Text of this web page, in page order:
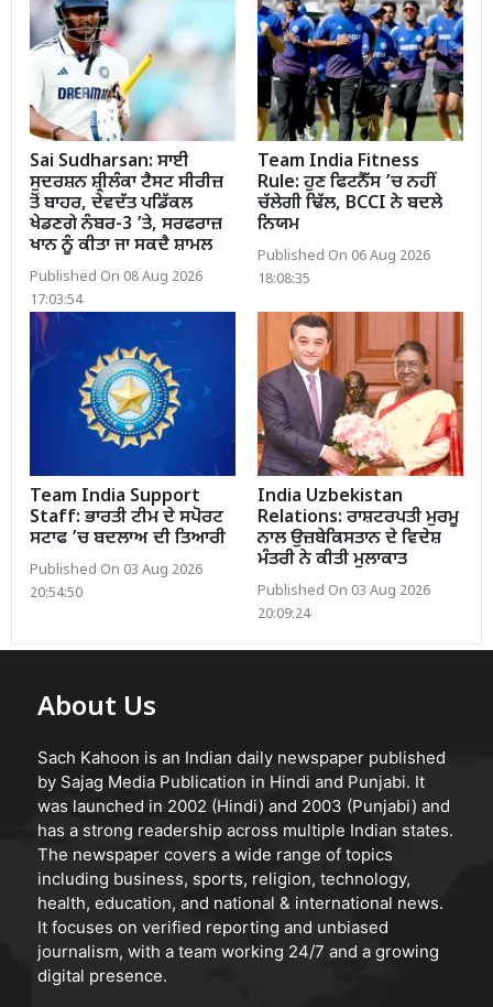
Sai Sudharsan: ਸਾਈ
ਸੁਦਰਸ਼ਨ ਸ਼੍ਰੀਲੰਕਾ ਟੈਸਟ ਸੀਰੀਜ਼
ਤੋਂ ਬਾਹਰ, ਦੇਵਦੱਤ ਪਡਿੱਕਲ
ਖੇਡਣਗੇ ਨੰਬਰ-3 ’ਤੇ, ਸਰਫਰਾਜ਼
ਖਾਨ ਨੂੰ ਕੀਤਾ ਜਾ ਸਕਦੈ ਸ਼ਾਮਲ
Published On 08 Aug 2026
17:03:54
Team India Fitness
Rule: ਹੁਣ ਫਿਟਨੈੱਸ ’ਚ ਨਹੀਂ
ਚੱਲੇਗੀ ਢਿੱਲ, BCCI ਨੇ ਬਦਲੇ
ਨਿਯਮ
Published On 06 Aug 2026
18:08:35
Team India Support
Staff: ਭਾਰਤੀ ਟੀਮ ਦੇ ਸਪੋਰਟ
ਸਟਾਫ ’ਚ ਬਦਲਾਅ ਦੀ ਤਿਆਰੀ
Published On 03 Aug 2026
20:54:50
India Uzbekistan
Relations: ਰਾਸ਼ਟਰਪਤੀ ਮੁਰਮੂ
ਨਾਲ ਉਜ਼ਬੇਕਿਸਤਾਨ ਦੇ ਵਿਦੇਸ਼
ਮੰਤਰੀ ਨੇ ਕੀਤੀ ਮੁਲਾਕਾਤ
Published On 03 Aug 2026
20:09:24
About Us
Sach Kahoon is an Indian daily newspaper published
by Sajag Media Publication in Hindi and Punjabi. It
was launched in 2002 (Hindi) and 2003 (Punjabi) and
has a strong readership across multiple Indian states.
The newspaper covers a wide range of topics
including business, sports, religion, technology,
health, education, and national & international news.
It focuses on verified reporting and unbiased
journalism, with a team working 24/7 and a growing
digital presence.